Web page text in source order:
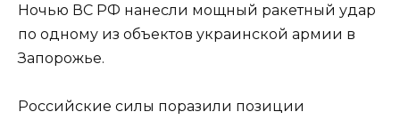
Ночью ВС РФ нанесли мощный ракетный удар
по одному из объектов украинской армии в
Запорожье.
Российские силы поразили позиции